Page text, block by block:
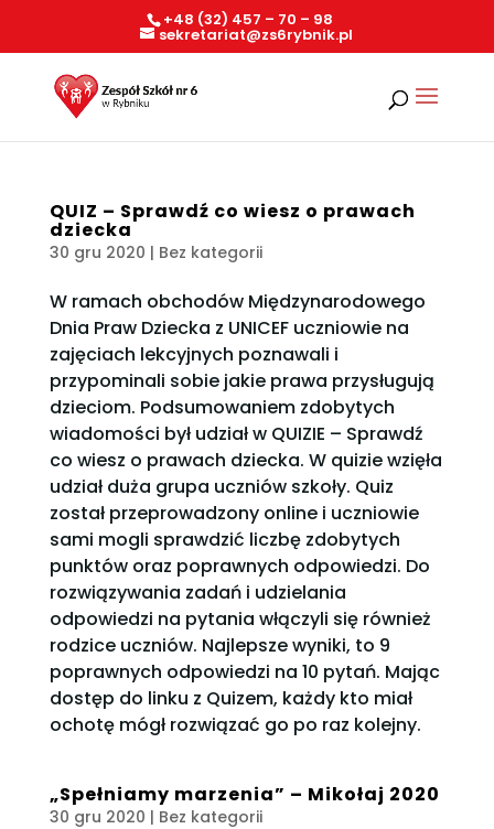
+48 (32) 457 – 70 – 98
sekretariat@zs6rybnik.pl
QUIZ – Sprawdź co wiesz o prawach
dziecka
30 gru 2020 | Bez kategorii
W ramach obchodów Międzynarodowego
Dnia Praw Dziecka z UNICEF uczniowie na
zajęciach lekcyjnych poznawali i
przypominali sobie jakie prawa przysługują
dzieciom. Podsumowaniem zdobytych
wiadomości był udział w QUIZIE – Sprawdź
co wiesz o prawach dziecka. W quizie wzięła
udział duża grupa uczniów szkoły. Quiz
został przeprowadzony online i uczniowie
sami mogli sprawdzić liczbę zdobytych
punktów oraz poprawnych odpowiedzi. Do
rozwiązywania zadań i udzielania
odpowiedzi na pytania włączyli się również
rodzice uczniów. Najlepsze wyniki, to 9
poprawnych odpowiedzi na 10 pytań. Mając
dostęp do linku z Quizem, każdy kto miał
ochotę mógł rozwiązać go po raz kolejny.
„Spełniamy marzenia” – Mikołaj 2020
30 gru 2020 | Bez kategorii